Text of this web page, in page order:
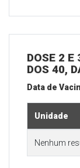
DOSE 2 E
DOS 40,
Data de
Unidade
Nenhum